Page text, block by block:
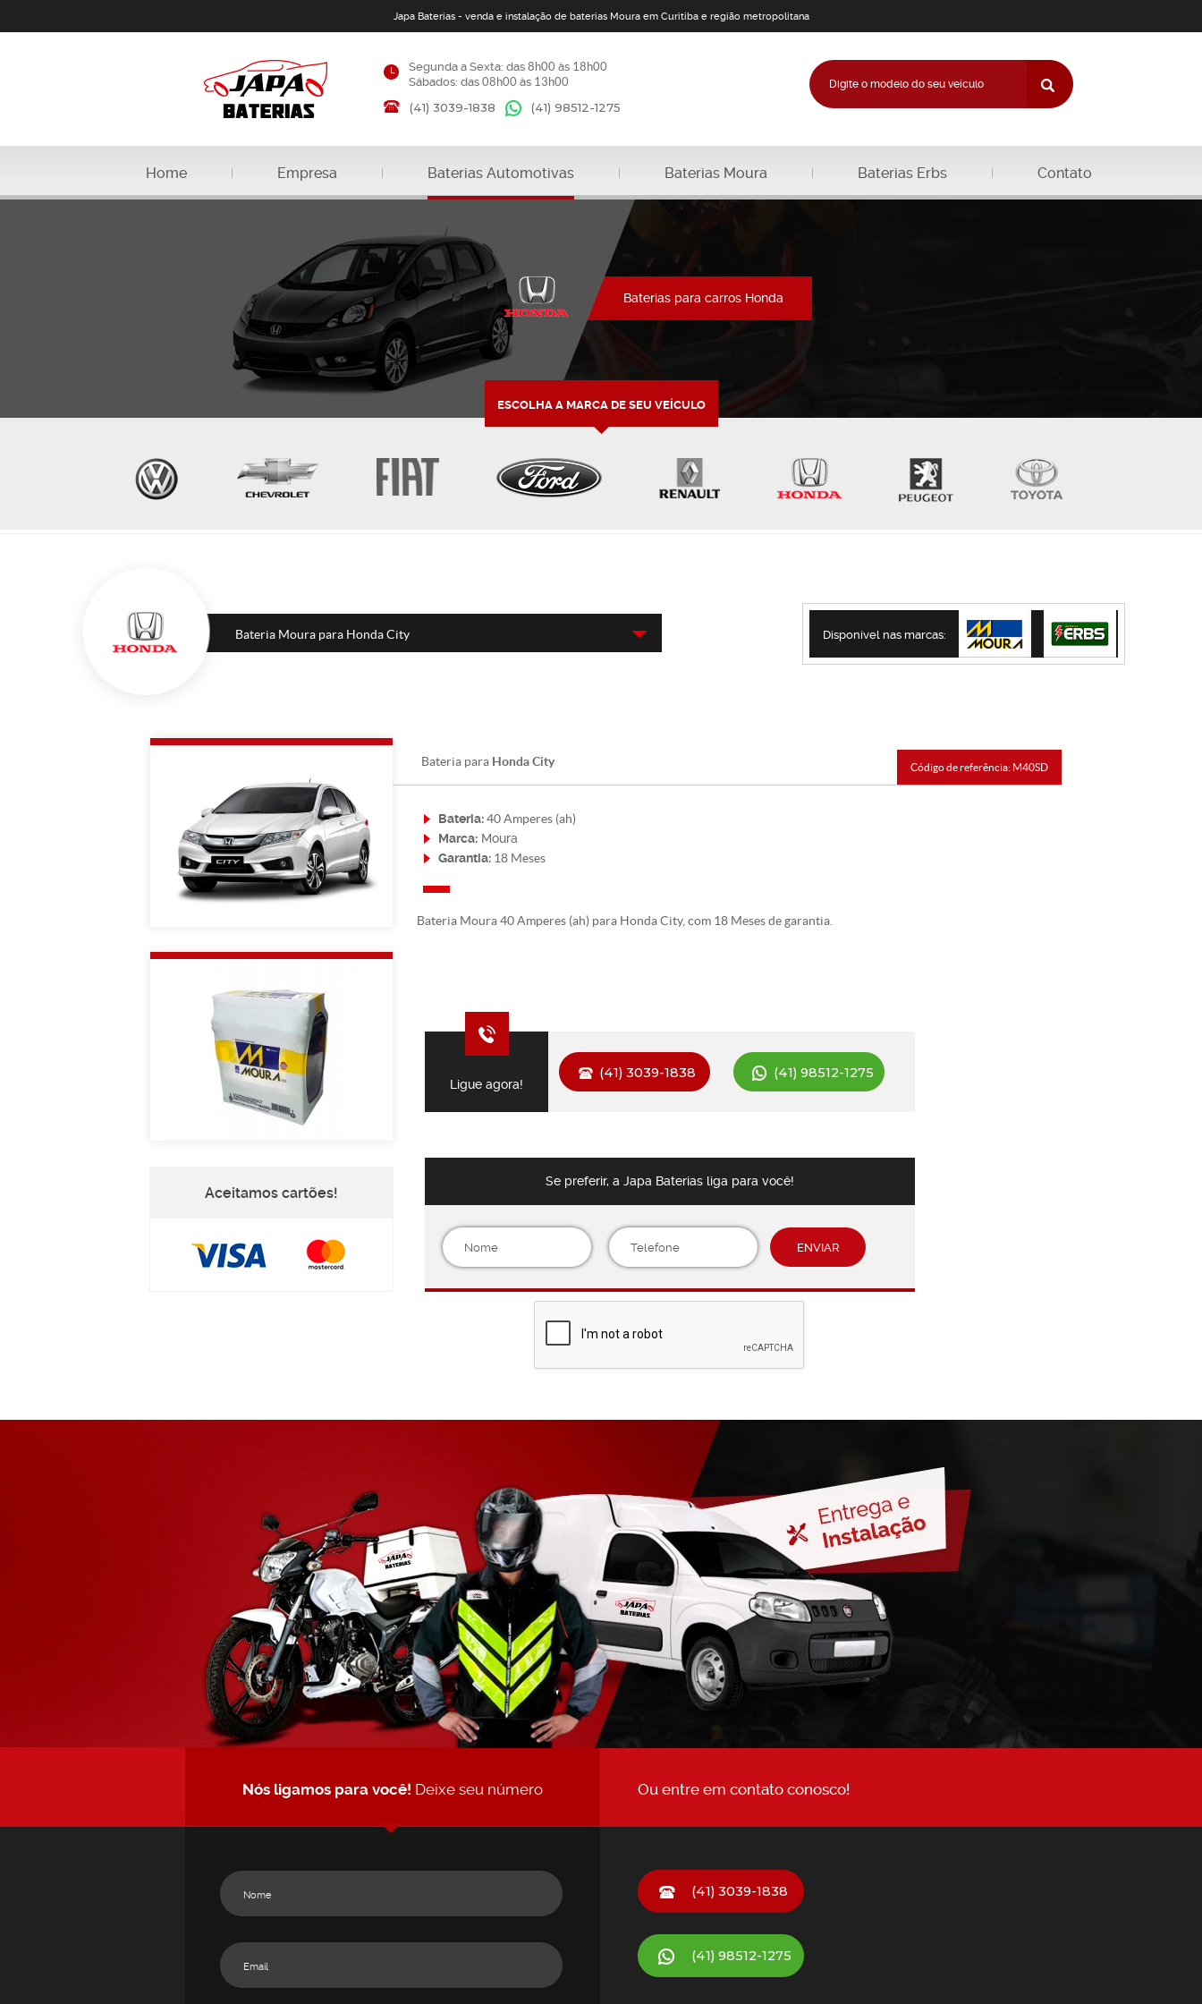
Japa Baterias - venda e instalação de baterias Moura em Curitiba e região metropolitana
Segunda a Sexta: das 8h00 às 18h00
Sábados: das 08h00 às 13h00
(41) 3039-1838 (41) 98512-1275
Home Empresa Baterias Automotivas Baterias Moura Baterias Erbs Contato
Baterias para carros Honda
ESCOLHA A MARCA DE SEU VEÍCULO
Bateria Moura para Honda City Disponível nas marcas:
Código de referência: M40SD
Bateria para Honda City
Bateria:40 Amperes (ah)
Marca: Moura
Garantia: 18 Meses
Bateria Moura 40 Amperes (ah) para Honda City, com 18 Meses de garantia.
Aceitamos cartões!
Ligue agora!
(41) 3039-1838 (41) 98512-1275
Se preferir, a Japa Baterias liga para você!
ENVIAR
Nós ligamos para você! Deixe seu número Ou entre em contato conosco!
(41) 3039-1838
(41) 98512-1275